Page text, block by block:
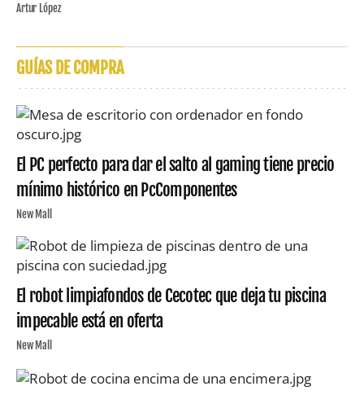
Artur López
GUÍAS DE COMPRA
El PC perfecto para dar el salto al gaming tiene precio
mínimo histórico en PcComponentes
New Mall
El robot limpiafondos de Cecotec que deja tu piscina
impecable está en oferta
New Mall